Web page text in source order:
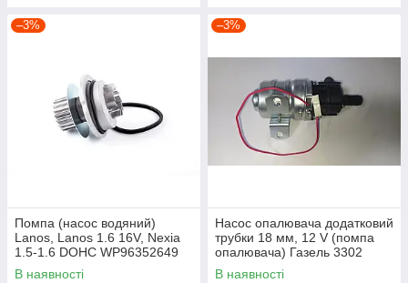
–3%
Помпа (насос водяний)
Lanos, Lanos 1.6 16V, Nexia
1.5-1.6 DOHC WP96352649
Weber
В наявності
–3%
Насос опалювача додатковий
трубки 18 мм, 12 V (помпа
опалювача) Газель 3302
32.37800 Електрика
В наявності